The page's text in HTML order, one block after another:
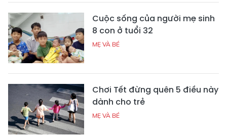
Cuộc sống của người mẹ sinh
8 con ở tuổi 32
MẸ VÀ BÉ
Chơi Tết đừng quên 5 điều này
dành cho trẻ
MẸ VÀ BÉ